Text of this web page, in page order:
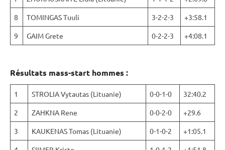
8 TOMINGAS Tuuli 3-2-2-3 +3:58.1
9 GAIM Grete 0-2-2-3 +4:08.1
Résultats mass-start hommes :
1 STROLIA Vytautas (Lituanie) 0-0-1-0 32:40.2
2 ZAHKNA Rene 0-0-2-0 +29.6
3 KAUKENAS Tomas (Lituanie) 0-1-0-2 +1:05.1